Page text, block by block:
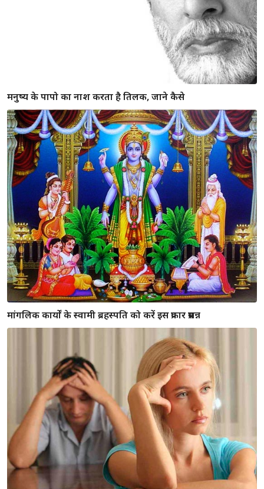
मनुष्य के पापो का नाश करता है तिलक, जाने कैसे
मांगलिक कार्यों के स्वामी ब्रहस्पति को करें इस प्रकार प्रसन्न